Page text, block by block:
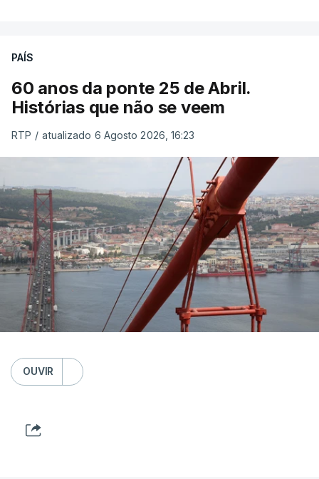
PAÍS
60 anos da ponte 25 de Abril.
Histórias que não se veem
RTP / atualizado 6 Agosto 2026, 16:23
OUVIR